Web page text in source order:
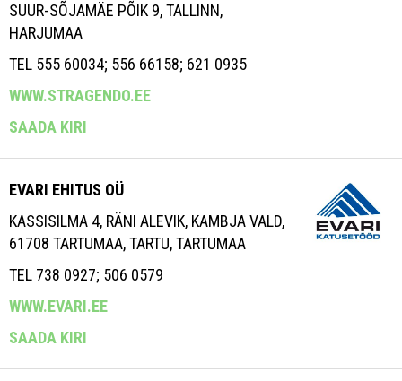
SUUR-SÕJAMÄE PÕIK 9, TALLINN,
HARJUMAA
TEL 555 60034; 556 66158; 621 0935
WWW.STRAGENDO.EE
SAADA KIRI
EVARI EHITUS OÜ
KASSISILMA 4, RÄNI ALEVIK, KAMBJA VALD,
61708 TARTUMAA, TARTU, TARTUMAA
TEL 738 0927; 506 0579
WWW.EVARI.EE
SAADA KIRI